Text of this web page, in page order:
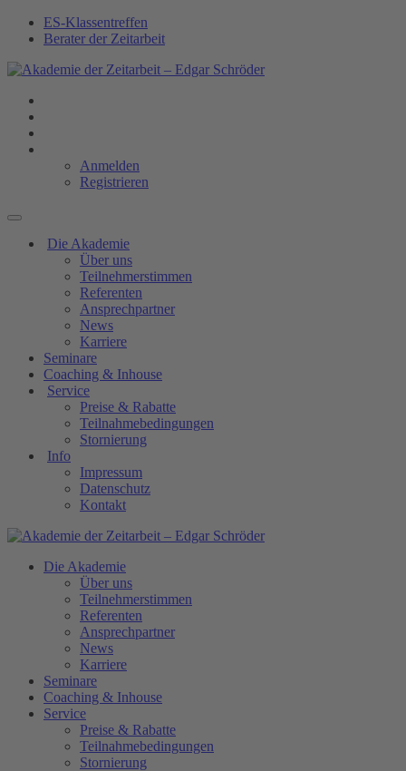
ES-Klassentreffen
Berater der Zeitarbeit
Anmelden
Registrieren
Die Akademie
Über uns
Teilnehmerstimmen
Referenten
Ansprechpartner
News
Karriere
Seminare
Coaching & Inhouse
Service
Preise & Rabatte
Teilnahmebedingungen
Stornierung
Info
Impressum
Datenschutz
Kontakt
Die Akademie
Über uns
Teilnehmerstimmen
Referenten
Ansprechpartner
News
Karriere
Seminare
Coaching & Inhouse
Service
Preise & Rabatte
Teilnahmebedingungen
Stornierung